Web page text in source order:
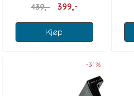
439,- 399,-
Kjøp
-31%